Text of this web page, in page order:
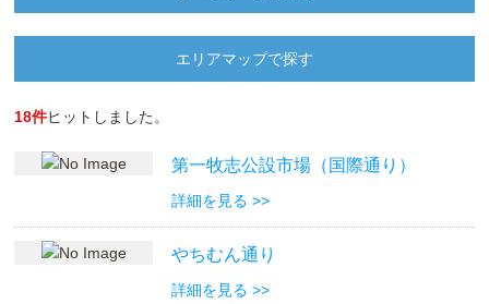
エリアマップで探す
18件ヒットしました。
第一牧志公設市場（国際通り）
詳細を見る >>
やちむん通り
詳細を見る >>